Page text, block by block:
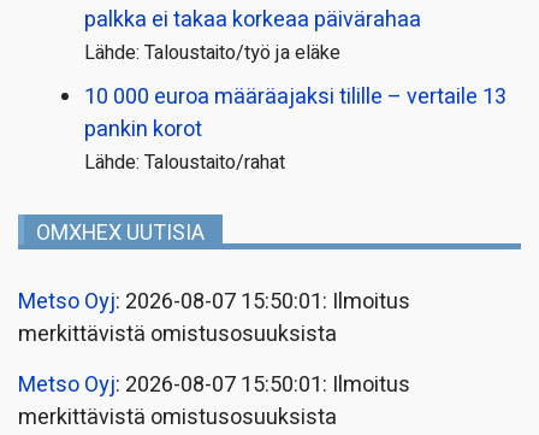
palkka ei takaa korkeaa päivärahaa
Lähde: Taloustaito/työ ja eläke
10 000 euroa määräajaksi tilille – vertaile 13
pankin korot
Lähde: Taloustaito/rahat
OMXHEX UUTISIA
Metso Oyj: 2026-08-07 15:50:01: Ilmoitus
merkittävistä omistusosuuksista
Metso Oyj: 2026-08-07 15:50:01: Ilmoitus
merkittävistä omistusosuuksista